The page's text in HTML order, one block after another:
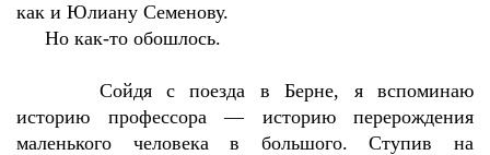
как и Юлиану Семенову.
Но как-то обошлось.
Сойдя с поезда в Берне, я вспоминаю
историю профессора — историю перерождения
маленького человека в большого. Ступив на